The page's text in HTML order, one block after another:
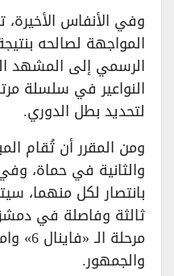
​وفي الأنفاس
الرسمي إلى المشهد
النواعير في سلسلة
لتحديد بطل الدوري.
​ومن المقرر أن تُقام
والثانية في حماة،
بانتصار لكل منهما،
ثالثة وفاصلة في
مرحلة
والجمهور.